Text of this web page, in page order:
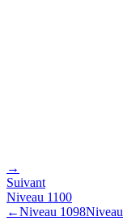
→
Suivant
Niveau 1100
←Niveau 1098Niveau